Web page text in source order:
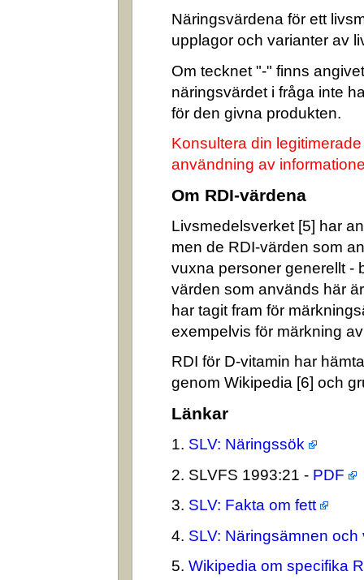
Näringsvärdena för ett
upplagor och varianter av
Om tecknet "-" finns
näringsvärdet i fråga inte
för den givna produkten.
Konsultera din
användning av
Om RDI-värdena
Livsmedelsverket [5] har
men de RDI-värden som
vuxna personer generellt -
värden som används här
har tagit fram för
exempelvis för märkning
RDI för D-vitamin har
genom Wikipedia [6] och
Länkar
1. SLV: Näringssök
2. SLVFS 1993:21 - PDF
3. SLV: Fakta om fett
4. SLV: Näringsämnen och
5. Wikipedia om specifika